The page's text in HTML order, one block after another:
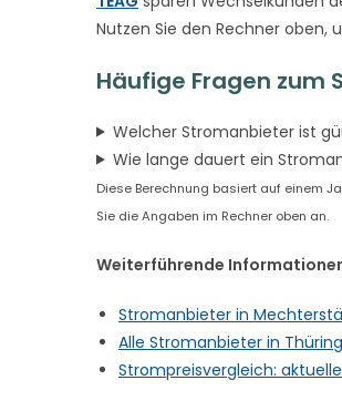
Nutzen Sie den Rechner oben,
Häufige Fragen zum
Welcher Stromanbieter ist
Wie lange dauert ein
Diese Berechnung basiert auf einem
Sie die Angaben im Rechner oben an.
Weiterführende
Stromanbieter in
Alle Stromanbieter in
Strompreisvergleich: